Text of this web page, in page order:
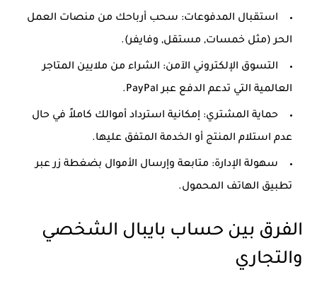
استقبال المدفوعات: سحب أرباحك من منصات العمل
الحر (مثل خمسات, مستقل, وفايفر).
التسوق الإلكتروني الآمن: الشراء من ملايين المتاجر
العالمية التي تدعم الدفع عبر PayPal.
حماية المشتري: إمكانية استرداد أموالك كاملاً في حال
عدم استلام المنتج أو الخدمة المتفق عليها.
سهولة الإدارة: متابعة وإرسال الأموال بضغطة زر عبر
تطبيق الهاتف المحمول.
الفرق بين حساب بايبال الشخصي
والتجاري